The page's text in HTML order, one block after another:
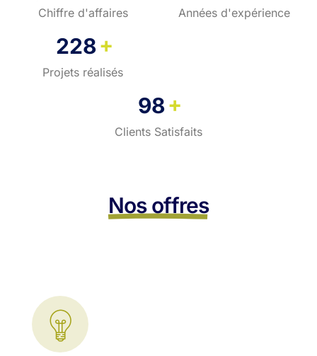
Chiffre d'affaires Années d'expérience
228+
Projets réalisés
98+
Clients Satisfaits
Nos offres